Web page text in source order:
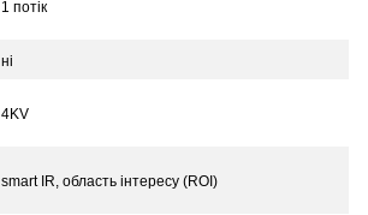
1 потік
ні
4KV
smart IR, область інтересу (ROI)